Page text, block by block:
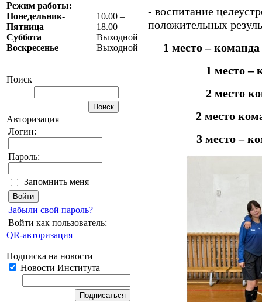
Режим работы:
Понедельник-
Пятница
10.00 –
18.00
Суббота
Выходной
Воскресенье
Выходной
Поиск
Авторизация
Логин:
Пароль:
Запомнить меня
Забыли свой пароль?
Войти как пользователь:
QR-авторизация
Подписка на новости
Новости Института
- воспитание
положительных
1 место –
1 место –
2 место
2 место
3 место –